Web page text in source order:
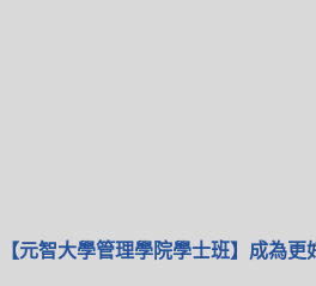
【元智大學管理學院學士班】成為更